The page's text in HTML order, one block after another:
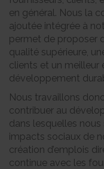
en général. Nous la
ajoutée intégrée à
permet de proposer
qualité supérieure,
clients et un meilleur
développement
Nous travaillons
contribuer au
dans lesquelles
impacts sociaux de
création d’emplois
continue avec les